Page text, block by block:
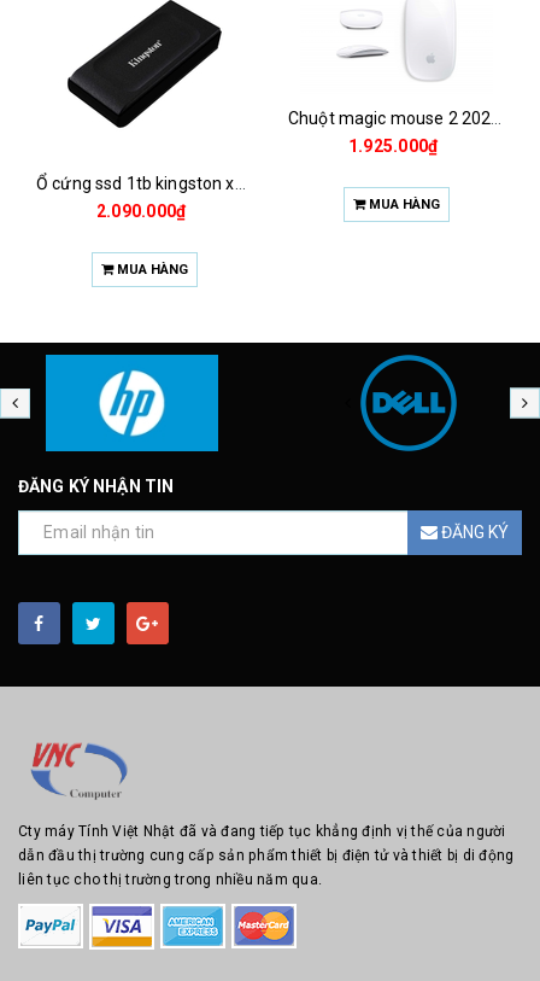
2.090.000₫
MUA HÀNG
1.925.000₫
MUA HÀNG
ĐĂNG KÝ NHẬN TIN
ĐĂNG KÝ
Cty máy Tính Việt Nhật đã và đang tiếp tục khẳng định vị thế của người
dẫn đầu thị trường cung cấp sản phẩm thiết bị điện tử và thiết bị di động
liên tục cho thị trường trong nhiều năm qua.